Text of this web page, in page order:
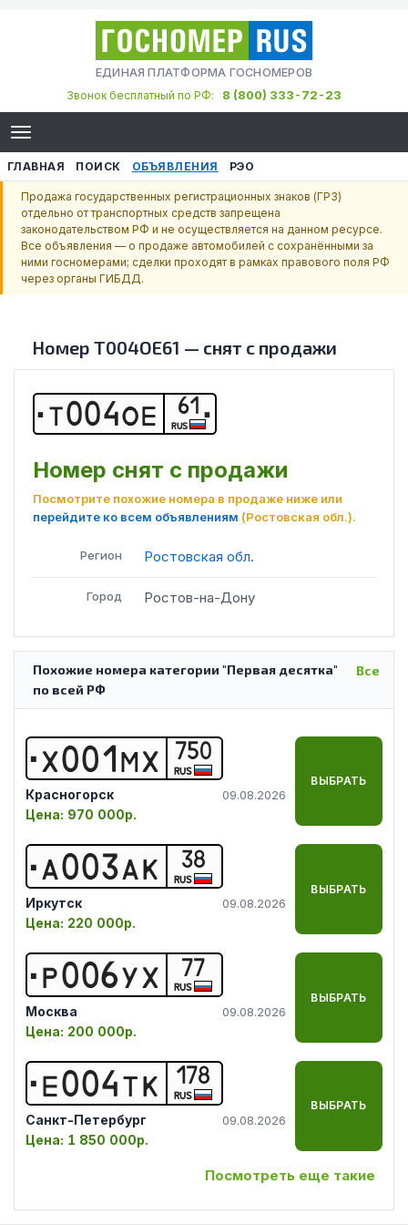
ЕДИНАЯ ПЛАТФОРМА ГОСНОМЕРОВ
Звонок бесплатный по РФ:
8 (800) 333-72-23
ГЛАВНАЯ ПОИСК ОБЪЯВЛЕНИЯ РЭО
Продажа государственных регистрационных знаков (ГРЗ)
отдельно от транспортных средств запрещена
законодательством РФ и не осуществляется на данном ресурсе.
Все объявления — о продаже автомобилей с сохранёнными за
ними госномерами; сделки проходят в рамках правового поля РФ
через органы ГИБДД.
Номер Т004ОЕ61 — снят с продажи
Т004ОЕ 61
RUS
Номер снят с продажи
Посмотрите похожие номера в продаже ниже или
перейдите ко всем объявлениям (Ростовская обл.).
Регион Ростовская обл.
Город Ростов-на-Дону
Все
Похожие номера категории "Первая десятка"
по всей РФ
Х001 МХ 750
RUS
Красногорск 09.08.2026
Цена: 970 000р.
ВЫБРАТЬ
А003А К 38
RUS
Иркутск 09.08.2026
Цена: 220 000р.
ВЫБРАТЬ
Р006УХ 77
RUS
Москва 09.08.2026
Цена: 200 000р.
ВЫБРАТЬ
Е004ТК 178
RUS
Санкт-Петербург 09.08.2026
Цена: 1 850 000р.
ВЫБРАТЬ
Посмотреть еще такие